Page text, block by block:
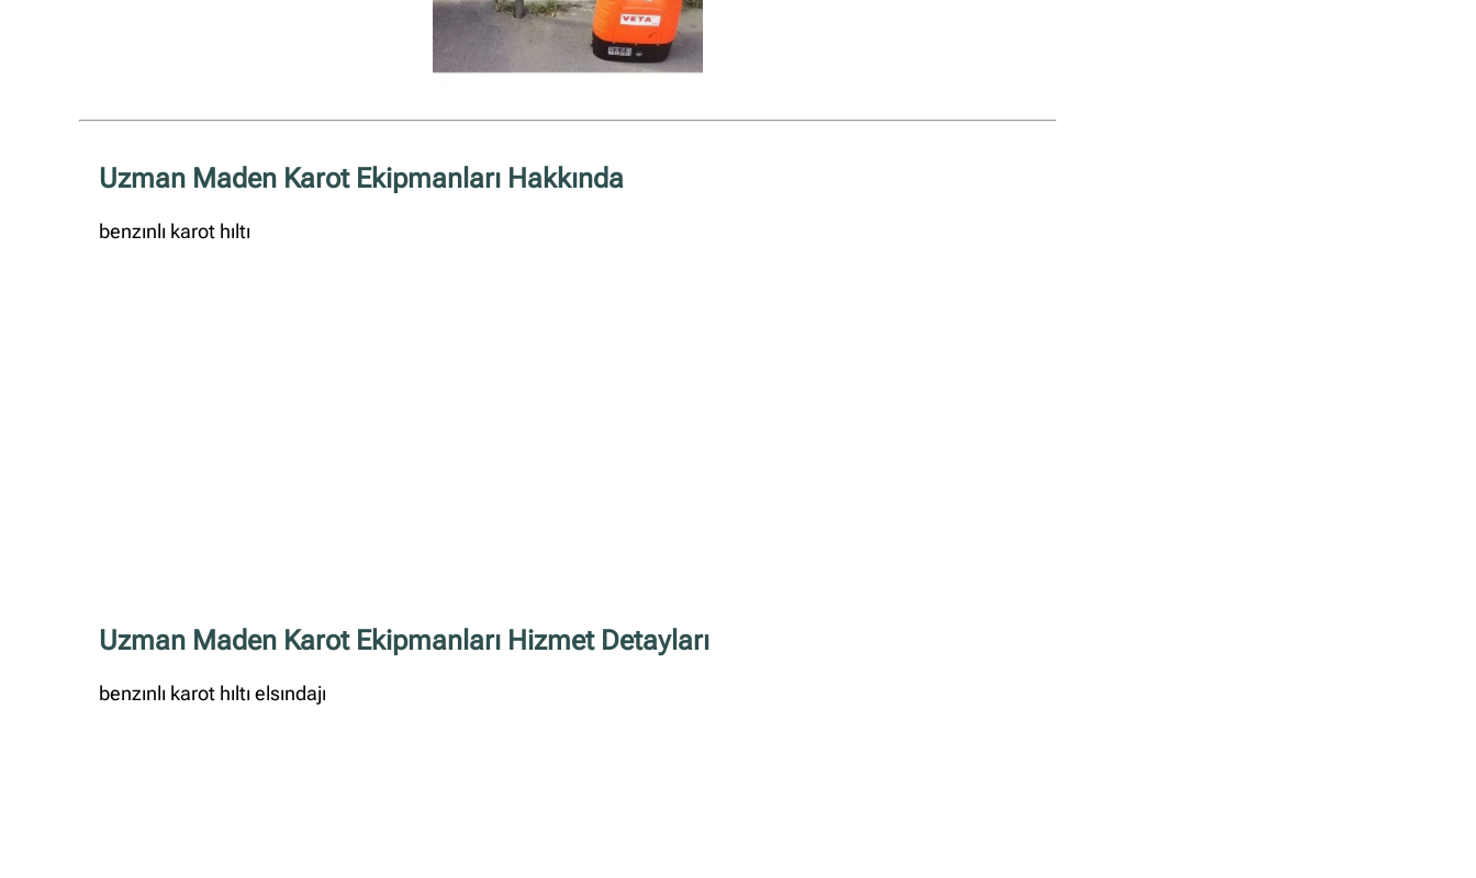
Uzman Maden Karot Ekipmanları Hakkında
benzınlı karot hıltı
Uzman Maden Karot Ekipmanları Hizmet Detayları
benzınlı karot hıltı elsındajı